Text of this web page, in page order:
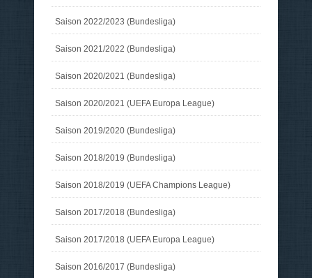
Saison 2022/2023 (Bundesliga)
Saison 2021/2022 (Bundesliga)
Saison 2020/2021 (Bundesliga)
Saison 2020/2021 (UEFA Europa League)
Saison 2019/2020 (Bundesliga)
Saison 2018/2019 (Bundesliga)
Saison 2018/2019 (UEFA Champions League)
Saison 2017/2018 (Bundesliga)
Saison 2017/2018 (UEFA Europa League)
Saison 2016/2017 (Bundesliga)